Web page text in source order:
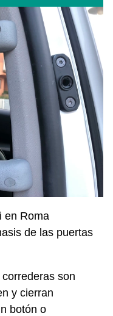
en Roma
de las puertas
son
y cierran
botón o